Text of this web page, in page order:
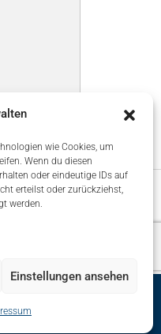
wie Cookies, um
Wenn du diesen
oder eindeutige IDs auf
erteilst oder zurückziehst,
werden.
Einstellungen ansehen
Datenschutz